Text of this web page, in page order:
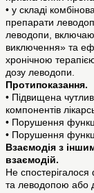
• у складі
препарати
леводопи,
виключення» та
хронічною
дозу леводопи.
Протипоказання.
• Підвищена
компонентів
• Порушення
• Порушення
Взаємодія з
взаємодій.
Не спостерігалося
та леводопою або